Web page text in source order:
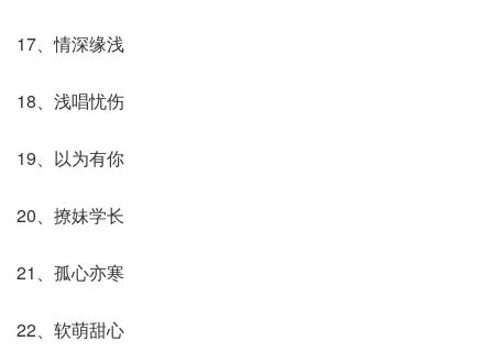
17、情深缘浅
18、浅唱忧伤
19、以为有你
20、撩妹学长
21、孤心亦寒
22、软萌甜心